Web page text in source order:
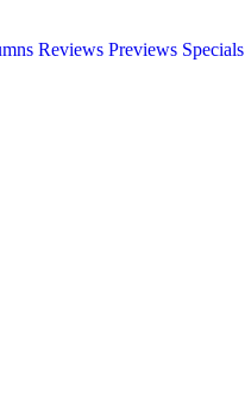
Reviews Previews Specials